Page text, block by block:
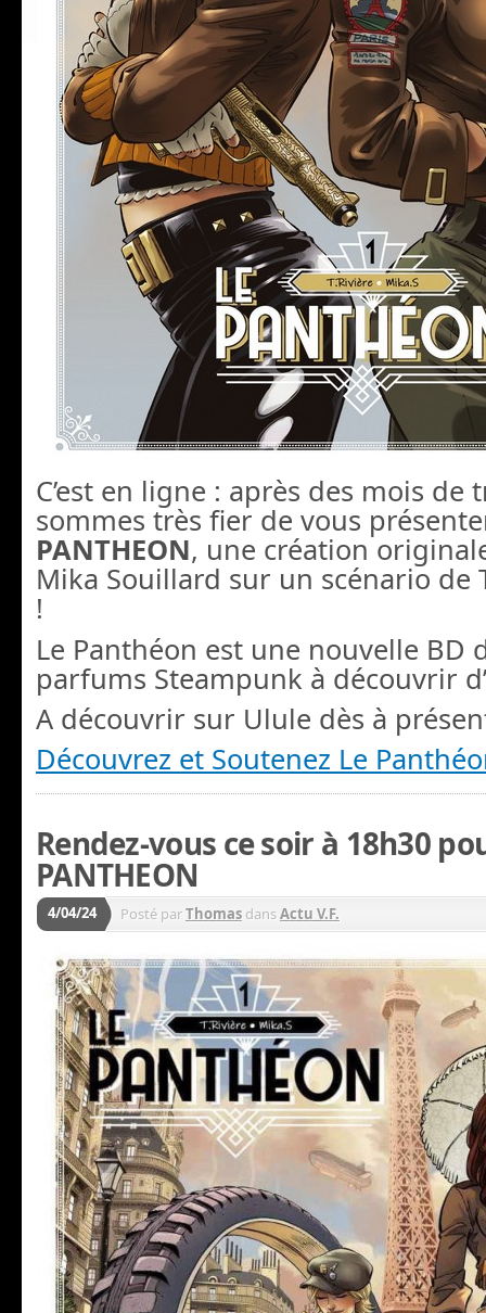
C’est en ligne : après des mois de
sommes très fier de vous
PANTHEON, une création
Mika Souillard sur un scénario de
!
Le Panthéon est une nouvelle BD
parfums Steampunk à découvrir
A découvrir sur Ulule dès à
Découvrez et Soutenez Le
Rendez-vous ce soir à 18h30
PANTHEON
4/04/24 Posté parThomas dansActu V.F.